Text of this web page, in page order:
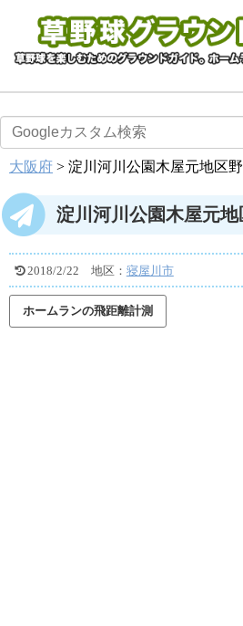
大阪府 > 淀川河川公園木屋元地区
淀川河川公園木屋元
2018/2/22 地区： 寝屋川市